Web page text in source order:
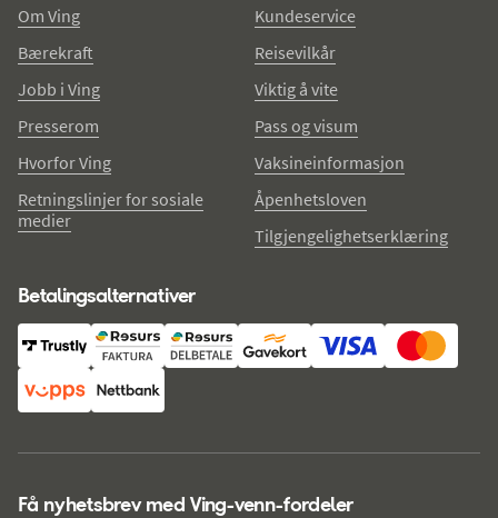
Om Ving
Bærekraft
Jobb i Ving
Presserom
Hvorfor Ving
Retningslinjer for sosiale
medier
Kundeservice
Reisevilkår
Viktig å vite
Pass og visum
Vaksineinformasjon
Åpenhetsloven
Tilgjengelighetserklæring
Betalingsalternativer
Få nyhetsbrev med Ving-venn-fordeler